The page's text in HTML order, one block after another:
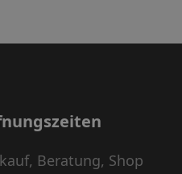
Beratung, Shop